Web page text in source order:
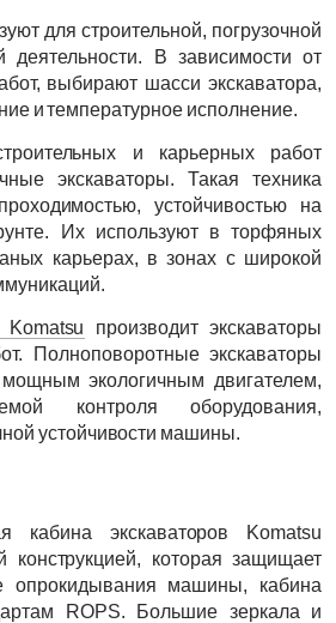
для строительной, погрузочной
В зависимости от
выбирают шасси экскаватора,
и температурное исполнение.
и карьерных работ
экскаваторы. Такая техника
устойчивостью на
Их используют в торфяных
карьерах, в зонах с широкой
Komatsu производит экскаваторы
Полноповоротные экскаваторы
экологичным двигателем,
контроля оборудования,
устойчивости машины.
кабина экскаваторов Komatsu
конструкцией, которая защищает
опрокидывания машины, кабина
ROPS. Большие зеркала и